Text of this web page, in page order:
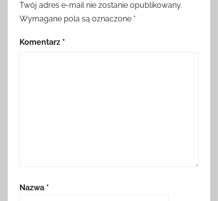
Twój adres e-mail nie zostanie opublikowany.
Wymagane pola są oznaczone *
Komentarz *
Nazwa *